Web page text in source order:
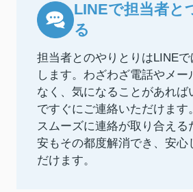
LINEで担当者と
る
担当者とのやりとりはLINE
します。わざわざ電話やメー
なく、気になることがあれば
ですぐにご連絡いただけます
スムーズに連絡が取り合える
安もその都度解消でき、安心
だけます。